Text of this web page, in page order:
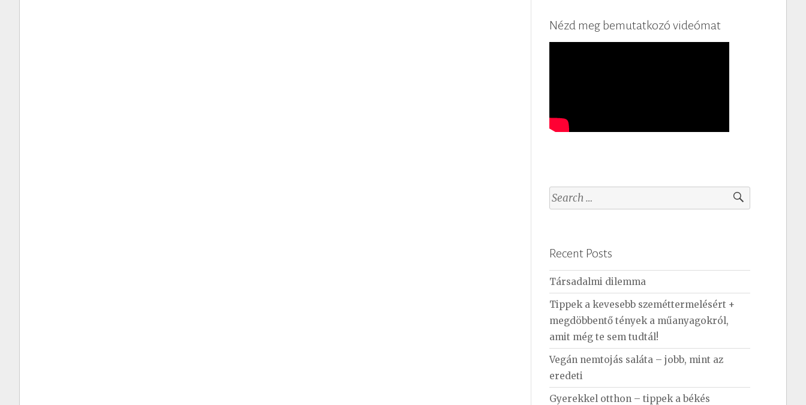
Nézd meg bemutatkozó videómat
S
e
c
h
f
o
r
:
Recent Posts
Társadalmi dilemma
Tippek a kevesebb szeméttermelésért +
megdöbbentő tények a műanyagokról,
amit még te sem tudtál!
Vegán nemtojás saláta – jobb, mint az
eredeti
Gyerekkel otthon – tippek a békés